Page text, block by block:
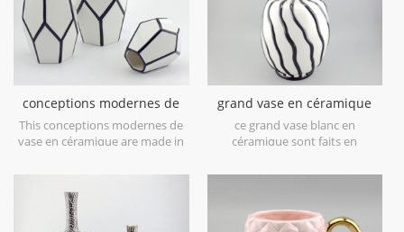
conceptions modernes de
vase en céramique blanc et
noir
This conceptions modernes de
vase en céramique are made in
decorative objects. Can be sold
individually.
grand vase en céramique
blanche avec des lignes de
peinture à la main noire
ce grand vase blanc en
céramique sont faits en
d'os, attrayant pour votre
mariage. peut être vendu
individuellement.